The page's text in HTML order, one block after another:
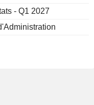
- Q1 2027